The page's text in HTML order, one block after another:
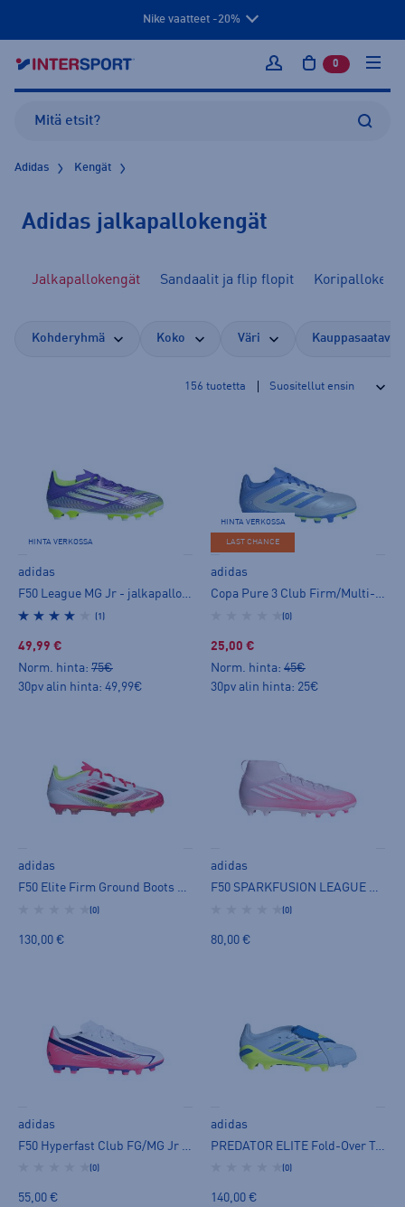
Nike vaatteet -20%
Kirjaudu sisään
0 tuotetta
Adidas Kengät
Adidas jalkapallokengät
Jalkapallokengät Sandaalit ja flip flopit
Kohderyhmä Koko Väri
156 tuotetta
HINTA VERKOSSA
adidas
F50 League MG Jr - jalkapallokengät (MG)
(1)
49,99 €
Norm. hinta: 75€
30pv alin hinta: 49,99€
HINTA VERKOSSA
LAST CHANCE
adidas
Copa Pure 3 Club Firm/Multi-Ground Boots Jr - jalkapallokengät (MG)
(0)
25,00 €
Norm. hinta: 45€
30pv alin hinta: 25€
adidas
F50 Elite Firm Ground Boots Jr - jalkapallokengät (FG)
(0)
130,00 €
adidas
F50 SPARKFUSION LEAGUE Mid FG/MG Jr - jalkapallokengät (FG)
(0)
80,00 €
adidas
(0)
55,00 €
adidas
PREDATOR ELITE Fold-Over Tongue FG Jr - jalkapallokengät (FG)
(0)
140,00 €